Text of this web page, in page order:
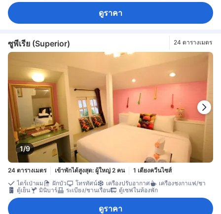
ดูราคา
ซูพีเรีย (Superior) 24 ตารางเมตร
1/9
24 ตารางเมตร เข้าพักได้สูงสุด: ผู้ใหญ่ 2 คน
1 เตียงควีนไซส์
ไดร์เป่าผม
ฝักบัว โทรทัศน์ เครื่องปรับอากาศ
เครื่องชงกาแฟ/ชา
ตู้เย็น
มินิบาร์ ระเบียง/ชานเรือน ตู้เซฟในห้องพัก
ดูราคา